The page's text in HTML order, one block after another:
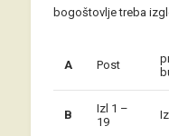
bogoštovlje treba
A Post
B
Izl 1 –
19